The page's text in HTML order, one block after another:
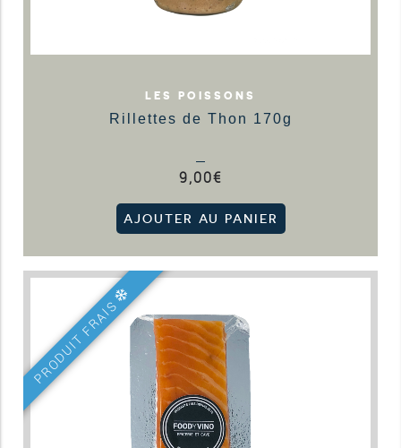
LES POISSONS
Rillettes de Thon 170g
9,00€
AJOUTER AU PANIER
PRODUIT FRAIS